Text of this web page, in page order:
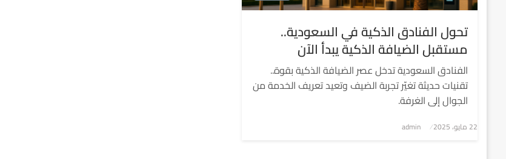
تحول الفنادق الذكية في السعودية..
مستقبل الضيافة الذكية يبدأ الآن
الفنادق السعودية تدخل عصر الضيافة الذكية بقوة..
تقنيات حديثة تغيّر تجربة الضيف وتعيد تعريف الخدمة من
الجوال إلى الغرفة.
نُشر
22 مايو، 2025 admin